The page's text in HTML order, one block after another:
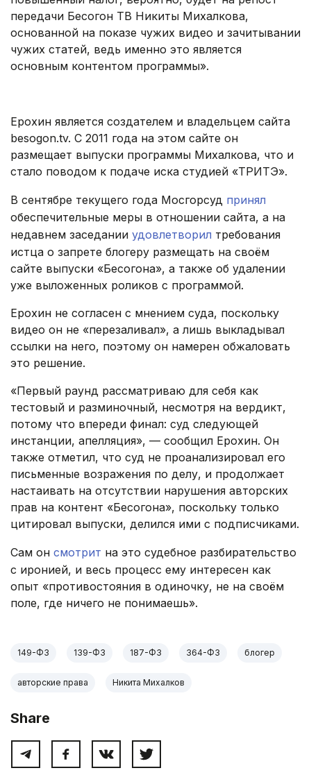
передачи Бесогон ТВ Никиты Михалкова,
основанной на показе чужих видео и зачитывании
чужих статей, ведь именно это является
основным контентом программы».
Ерохин является создателем и владельцем сайта
besogon.tv. С 2011 года на этом сайте он
размещает выпуски программы Михалкова, что и
стало поводом к подаче иска студией «ТРИТЭ».
В сентябре текущего года Мосгорсуд принял
обеспечительные меры в отношении сайта, а на
недавнем заседании удовлетворил требования
истца о запрете блогеру размещать на своём
сайте выпуски «Бесогона», а также об удалении
уже выложенных роликов с программой.
Ерохин не согласен с мнением суда, поскольку
видео он не «перезаливал», а лишь выкладывал
ссылки на него, поэтому он намерен обжаловать
это решение.
«Первый раунд рассматриваю для себя как
тестовый и разминочный, несмотря на вердикт,
потому что впереди финал: суд следующей
инстанции, апелляция», — сообщил Ерохин. Он
также отметил, что суд не проанализировал его
письменные возражения по делу, и продолжает
настаивать на отсутствии нарушения авторских
прав на контент «Бесогона», поскольку только
цитировал выпуски, делился ими с подписчиками.
Сам он смотрит на это судебное разбирательство
с иронией, и весь процесс ему интересен как
опыт «противостояния в одиночку, не на своём
поле, где ничего не понимаешь».
149-ФЗ 139-ФЗ 187-ФЗ 364-ФЗ блогер
авторские права Никита Михалков
Share